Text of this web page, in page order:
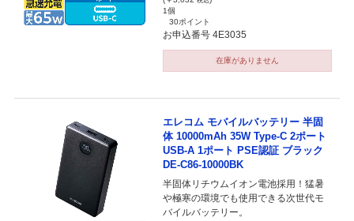
1個
30ポイント
お申込番号 4E3035
在庫がありません
エレコム モバイルバッテリー 半固
体 10000mAh 35W Type-C 2ポート
USB-A 1ポート PSE認証 ブラック
DE-C86-10000BK
半固体リチウムイオン電池採用！猛暑
や極寒の環境でも使用できる次世代モ
バイルバッテリー。